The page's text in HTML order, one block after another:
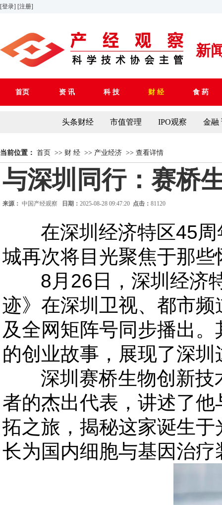
[登录] [注册]
新
首页 资 讯 科 技 财 经 食 药
头条财经 市值管理 IPO观察 金融
当前位置： 首页 >> 财 经 >> 产业经济 >> 查看详情
与深圳同行：赛桥
来源： 中国产经观察 日期： 2025-08-28 09:47:20 点击： 81120
在深圳经济特区45周
城再次将目光聚焦于那
8月26日，深圳经济特
迹》在深圳卫视、都市频
及全网矩阵号同步播出
的创业故事，展现了深
深圳赛桥生物创新技
者的杰出代表，讲述了
拓之旅，揭秘这家诞生
长为国内细胞与基因治